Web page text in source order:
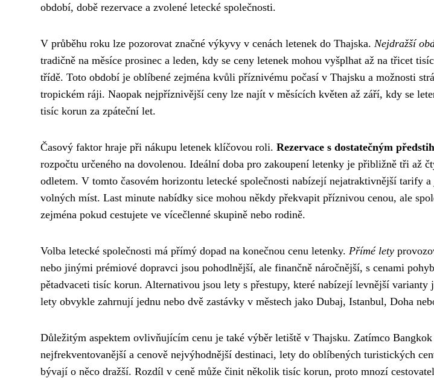
období, době rezervace a zvolené letecké společnosti.
V průběhu roku lze pozorovat značné výkyvy v cenách letenek do Thajska. Nejdražší
tradičně na měsíce prosinec a leden, kdy se ceny letenek mohou vyšplhat až na třicet
třídě. Toto období je oblíbené zejména kvůli příznivému počasí v Thajsku a možnosti
tropickém ráji. Naopak nejpříznivější ceny lze najít v měsících květen až září, kdy se
tisíc korun za zpáteční let.
Časový faktor hraje při nákupu letenek klíčovou roli. Rezervace s dostatečným
rozpočtu určeného na dovolenou. Ideální doba pro zakoupení letenky je přibližně tři až
odletem. V tomto časovém horizontu letecké společnosti nabízejí nejatraktivnější tarify
volných míst. Last minute nabídky sice mohou někdy překvapit příznivou cenou, ale
zejména pokud cestujete ve vícečlenné skupině nebo rodině.
Volba letecké společnosti má přímý dopad na konečnou cenu letenky. Přímé lety
nebo jinými prémiové dopravci jsou pohodlnější, ale finančně náročnější, s cenami
pětadvaceti tisíc korun. Alternativou jsou lety s přestupy, které nabízejí levnější
lety obvykle zahrnují jednu nebo dvě zastávky v městech jako Dubaj, Istanbul, Doha
Důležitým aspektem ovlivňujícím cenu je také výběr letiště v Thajsku. Zatímco Bangkok
nejfrekventovanější a cenově nejvýhodnější destinaci, lety do oblíbených turistických
bývají o něco dražší. Rozdíl v ceně může činit několik tisíc korun, proto mnozí